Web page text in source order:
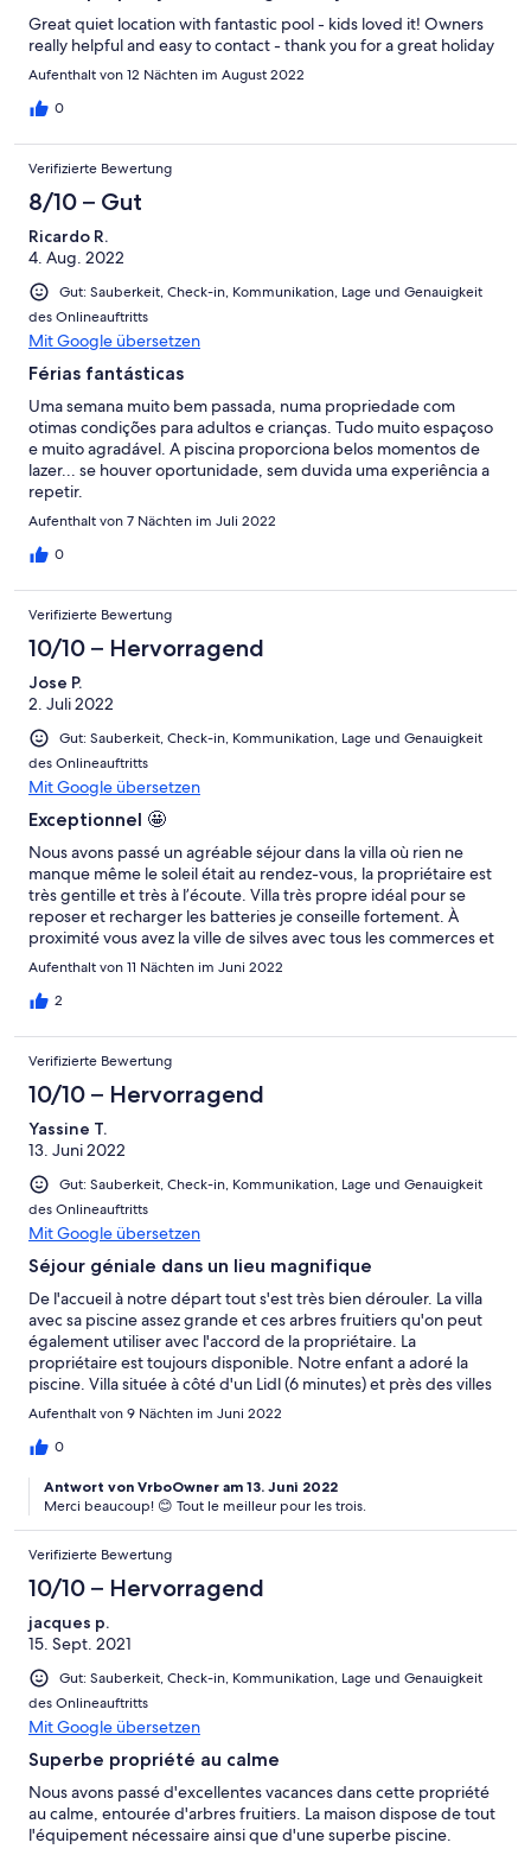
Great quiet location with fantastic pool - kids loved it! Owners
really helpful and easy to contact - thank you for a great holiday
Aufenthalt von 12 Nächten im August 2022
0
Verifizierte Bewertung
8/10 – Gut
Ricardo R.
4. Aug. 2022
Gut: Sauberkeit, Check-in, Kommunikation, Lage und Genauigkeit
des Onlineauftritts
Mit Google übersetzen
Férias fantásticas
Uma semana muito bem passada, numa propriedade com
otimas condições para adultos e crianças. Tudo muito espaçoso
e muito agradável. A piscina proporciona belos momentos de
lazer... se houver oportunidade, sem duvida uma experiência a
repetir.
Aufenthalt von 7 Nächten im Juli 2022
0
Verifizierte Bewertung
10/10 – Hervorragend
Jose P.
2. Juli 2022
Gut: Sauberkeit, Check-in, Kommunikation, Lage und Genauigkeit
des Onlineauftritts
Mit Google übersetzen
Exceptionnel 🤩
Nous avons passé un agréable séjour dans la villa où rien ne
manque même le soleil était au rendez-vous, la propriétaire est
très gentille et très à l’écoute. Villa très propre idéal pour se
reposer et recharger les batteries je conseille fortement. À
proximité vous avez la ville de silves avec tous les commerces et
les restaurants qu’il faut pour passer un bon séjour , N’hésitez
vraiment la peine. Je vous conseille de visiter sagres et sa
Tavira, Lagos, et toutes les plages magnifiques de l'agarve…
José et Sandrine
Aufenthalt von 11 Nächten im Juni 2022
2
Verifizierte Bewertung
10/10 – Hervorragend
Yassine T.
13. Juni 2022
Gut: Sauberkeit, Check-in, Kommunikation, Lage und Genauigkeit
des Onlineauftritts
Mit Google übersetzen
Séjour géniale dans un lieu magnifique
De l'accueil à notre départ tout s'est très bien dérouler. La villa
avec sa piscine assez grande et ces arbres fruitiers qu'on peut
également utiliser avec l'accord de la propriétaire. La
propriétaire est toujours disponible. Notre enfant a adoré la
piscine. Villa située à côté d'un Lidl (6 minutes) et près des villes
de Albufeira, ( comptez 15-20min)
Aufenthalt von 9 Nächten im Juni 2022
0
Antwort von VrboOwner am 13. Juni 2022
Merci beaucoup! 😊 Tout le meilleur pour les trois.
Verifizierte Bewertung
10/10 – Hervorragend
jacques p.
15. Sept. 2021
Gut: Sauberkeit, Check-in, Kommunikation, Lage und Genauigkeit
des Onlineauftritts
Mit Google übersetzen
Superbe propriété au calme
Nous avons passé d'excellentes vacances dans cette propriété
au calme, entourée d'arbres fruitiers. La maison dispose de tout
l'équipement nécessaire ainsi que d'une superbe piscine.